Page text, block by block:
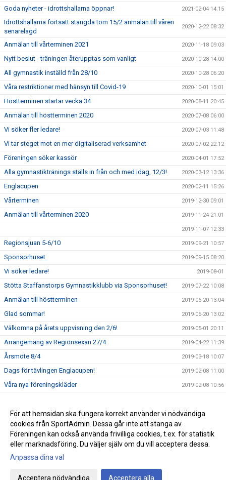
Goda nyheter - idrottshallarna öppnar! 2021-02-04 14:15
Idrottshallarna fortsatt stängda tom 15/2 anmälan till våren
senarelagd
2020-12-22 08:32
Anmälan till vårterminen 2021 2020-11-18 09:03
Nytt beslut - träningen återupptas som vanligt 2020-10-28 14:00
All gymnastik inställd från 28/10 2020-10-28 06:20
Våra restriktioner med hänsyn till Covid-19 2020-10-01 15:01
Höstterminen startar vecka 34 2020-08-11 20:45
Anmälan till höstterminen 2020 2020-07-08 06:00
Vi söker fler ledare! 2020-07-03 11:48
Vi tar steget mot en mer digitaliserad verksamhet 2020-07-02 22:12
Föreningen söker kassör 2020-04-01 17:52
Alla gymnastiktränings ställs in från och med idag, 12/3! 2020-03-12 13:36
Englacupen 2020-02-11 15:26
Vårterminen 2019-12-30 09:01
Anmälan till vårterminen 2020 2019-11-24 21:01
2019-11-07 12:33
Regionsjuan 5-6/10 2019-09-21 10:57
Sponsorhuset 2019-09-15 08:20
Vi söker ledare! 2019-08-01
Stötta Staffanstorps Gymnastikklubb via Sponsorhuset! 2019-07-22 10:08
Anmälan till höstterminen 2019-06-20 13:04
Glad sommar! 2019-06-20 13:02
Välkomna på årets uppvisning den 2/6! 2019-05-01 20:11
Arrangemang av Regionsexan 27/4 2019-04-22 11:39
Årsmöte 8/4 2019-03-18 10:07
Dags för tävlingen Englacupen! 2019-02-08 11:00
Våra nya föreningskläder 2019-02-08 10:56
Julfesten 9/12 2018-12-12 15:55
Guld, silver och 2 x brons i Englacupen 2017-02-07 15:28
Gå till Webbversion
För att hemsidan ska fungera korrekt använder vi nödvändiga
cookies från SportAdmin. Dessa går inte att stänga av.
Föreningen kan också använda frivilliga cookies, t.ex. för statistik
eller marknadsföring. Du väljer själv om du vill acceptera dessa.
Anpassa dina val
Acceptera nödvändiga Acceptera alla